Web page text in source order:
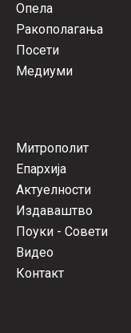
Опела
Ракополагања
Посети
Медиуми
Митрополит
Епархија
Актуелности
Издаваштво
Поуки - Совети
Видео
Контакт